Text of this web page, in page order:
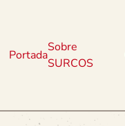
Portada
Sobre
SURCOS